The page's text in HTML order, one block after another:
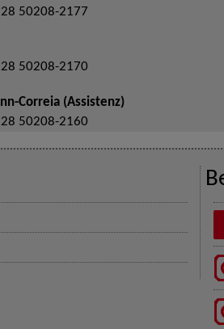
50208-2177
50208-2170
Correia (Assistenz)
50208-2160